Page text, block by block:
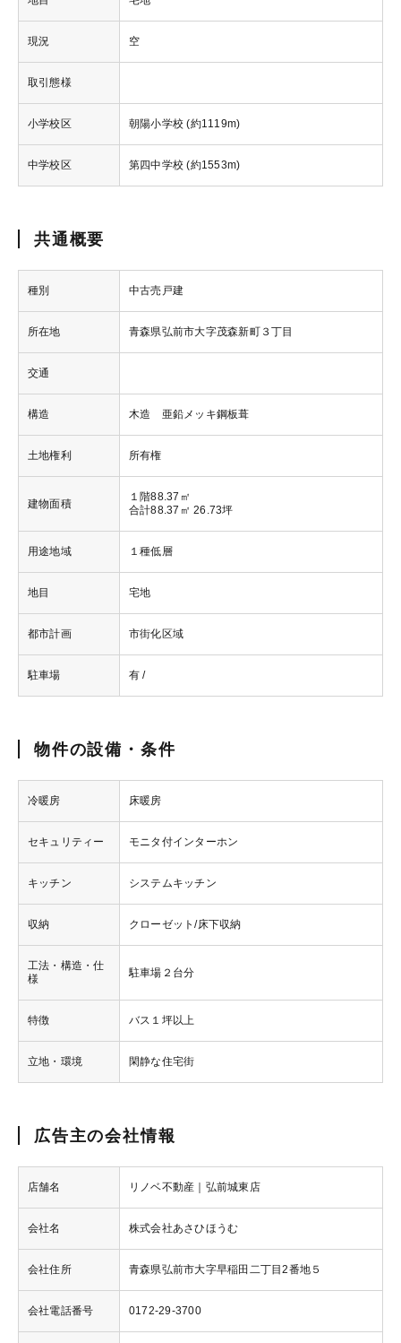
現況 空
取引態様
小学校区 朝陽小学校 (約1119m)
中学校区 第四中学校 (約1553m)
共通概要
種別 中古売戸建
所在地 青森県弘前市大字茂森新町３丁目
交通
構造 木造 亜鉛メッキ鋼板葺
土地権利 所有権
建物面積
１階88.37㎡
合計88.37㎡ 26.73坪
用途地域 １種低層
地目 宅地
都市計画 市街化区域
駐車場 有 /
物件の設備・条件
冷暖房 床暖房
セキュリティー モニタ付インターホン
キッチン システムキッチン
収納 クローゼット/床下収納
工法・構造・仕
様
駐車場２台分
特徴 バス１坪以上
立地・環境 閑静な住宅街
広告主の会社情報
店舗名 リノベ不動産｜弘前城東店
会社名 株式会社あさひほうむ
会社住所 青森県弘前市大字早稲田二丁目2番地５
会社電話番号 0172-29-3700